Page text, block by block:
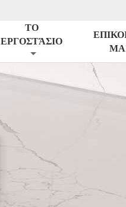
ΤΟ
ΕΡΓΟΣΤΆΣΙΟ